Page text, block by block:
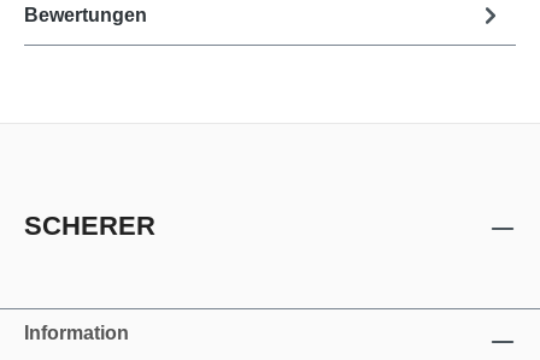
Bewertungen
SCHERER
Information